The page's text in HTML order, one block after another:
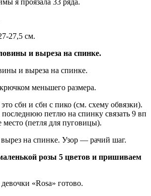
27,5 см.
и выреза на спинке.
и выреза на спинке.
меньшего размера.
сбн и сбн с пико (см. схему обвязки).
петлю на спинку связать 9 вп
(петля для пуговицы).
на спинке. Узор — рачий шаг.
розы 5 цветов и пришиваем
«Rosa» готово.